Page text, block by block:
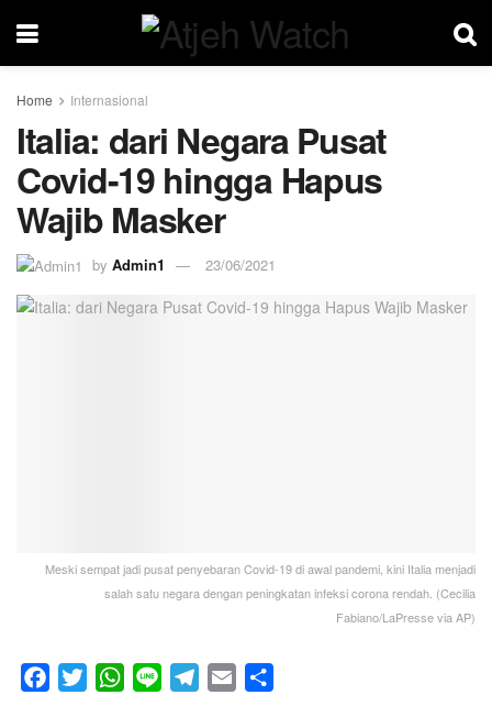
Home Internasional
Italia: dari Negara Pusat
Covid-19 hingga Hapus
Wajib Masker
by Admin1 23/06/2021
Meski sempat jadi pusat penyebaran Covid-19 di awal pandemi, kini Italia menjadi
salah satu negara dengan peningkatan infeksi corona rendah. (Cecilia
Fabiano/LaPresse via AP)
W